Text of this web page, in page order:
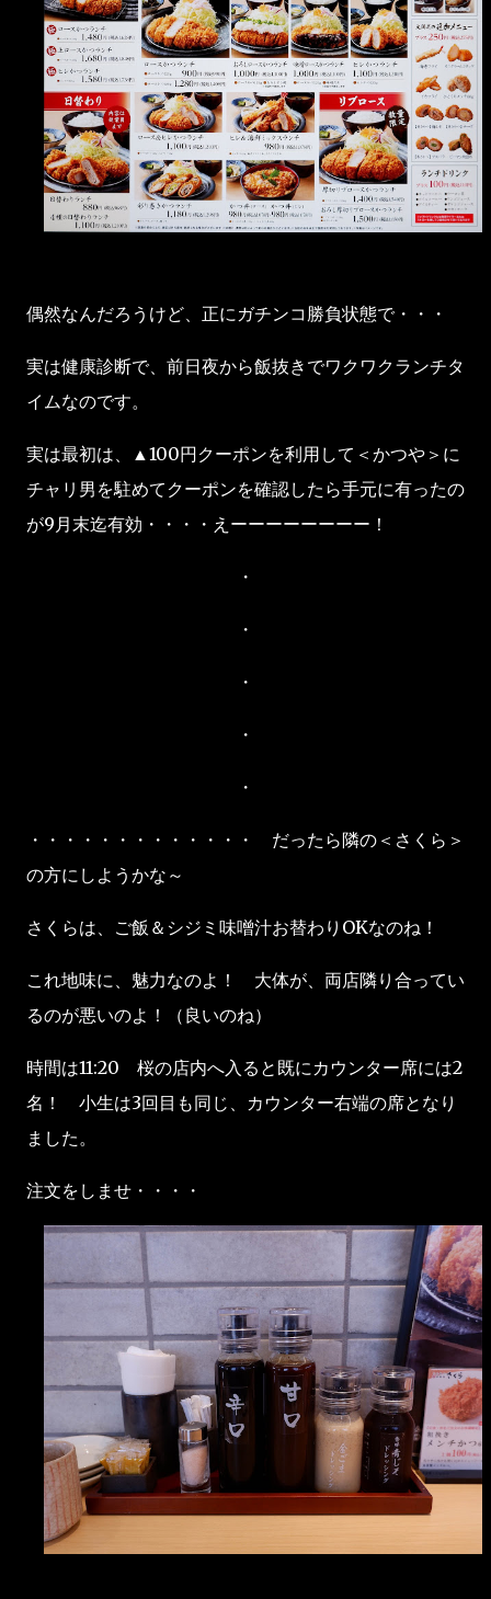
偶然なんだろうけど、正にガチンコ勝負状態で・・・
実は健康診断で、前日夜から飯抜きでワクワクランチタ
イムなのです。
実は最初は、▲100円クーポンを利用して＜かつや＞に
チャリ男を駐めてクーポンを確認したら手元に有ったの
が9月末迄有効・・・・えーーーーーーーー！
・
・
・
・
・
・・・・・・・・・・・・・ だったら隣の＜さくら＞
の方にしようかな～
さくらは、ご飯＆シジミ味噌汁お替わりOKなのね！
これ地味に、魅力なのよ！ 大体が、両店隣り合ってい
るのが悪いのよ！（良いのね）
時間は11:20 桜の店内へ入ると既にカウンター席には2
名！ 小生は3回目も同じ、カウンター右端の席となり
ました。
注文をしませ・・・・